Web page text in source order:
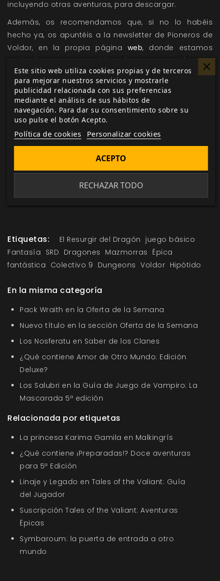
incluyendo otras aventuras, para descargar.
Además, os recomendamos que, si no lo habéis
hecho ya, os apuntéis a la newsletter de Pioneros de
Voldor, en la propia página web, donde estamos
enviando nuevo material cada semana, así como
avisos y consejos relacionados con el juego
organizado.
AhoraEl Resurgir del Dragón
¡Muchas gracias, Pionero!
Etiquetas: El Resurgir del Dragón juego básico
Fantasía SRD Dragones Mazmorras Épica
fantástica Colectivo 9 Dungeons Voldor Hipótido
En la misma categoría
Pack Wraith en la Oferta de la Semana
Nuevo título en la sección Oferta de la Semana
Los Nosferatu en Saber de los Clanes
¿Qué contiene Amor de Otro Mundo: Edición
Deluxe?
Los Salubri en la Guía de Juego de Vampiro: La
Mascarada 5ª edición
Relacionada por etiquetas
La princesa Karima Gamila en Malkingrís
¿Qué contiene ¡Preparadas!? Doce aventuras
para 5ª Edición
Linaje y Legado en Tales of the Valiant: Guía
del Jugador
Suscripción Tales of the Valiant: Aventuras
Épicas
Symbaroum: la puerta de entrada a otro
mundo
Este sitio web utiliza cookies propias y de terceros
para mejorar nuestros servicios y mostrarle
publicidad relacionada con sus preferencias
mediante el análisis de sus hábitos de
navegación. Para dar su consentimiento sobre su
uso pulse el botón Acepto.
Política de cookies Personalizar cookies
RECHAZAR TODO
ACEPTO